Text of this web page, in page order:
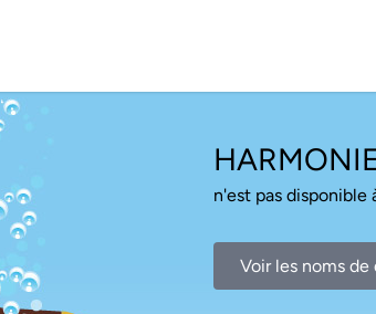
n'est pas disponible
Voir les noms